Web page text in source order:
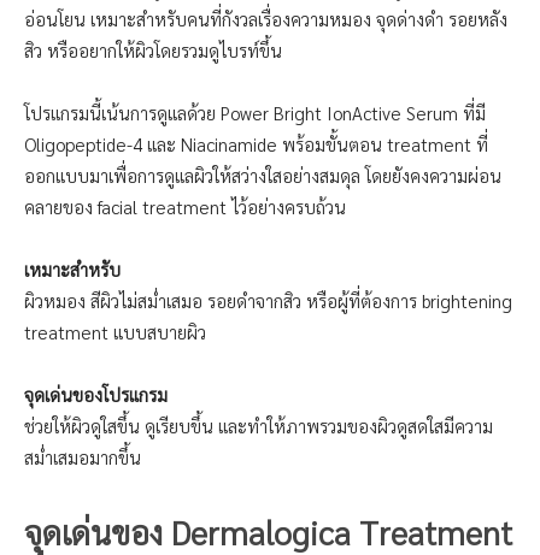
อ่อนโยน เหมาะสำหรับคนที่กังวลเรื่องความหมอง จุดด่างดำ รอยหลัง
สิว หรืออยากให้ผิวโดยรวมดูไบรท์ขึ้น
โปรแกรมนี้เน้นการดูแลด้วย Power Bright IonActive Serum ที่มี
Oligopeptide-4 และ Niacinamide พร้อมขั้นตอน treatment ที่
ออกแบบมาเพื่อการดูแลผิวให้สว่างใสอย่างสมดุล โดยยังคงความผ่อน
คลายของ facial treatment ไว้อย่างครบถ้วน
เหมาะสำหรับ
ผิวหมอง สีผิวไม่สม่ำเสมอ รอยดำจากสิว หรือผู้ที่ต้องการ brightening
treatment แบบสบายผิว
จุดเด่นของโปรแกรม
ช่วยให้ผิวดูใสขึ้น ดูเรียบขึ้น และทำให้ภาพรวมของผิวดูสดใสมีความ
สม่ำเสมอมากขึ้น
จุดเด่นของ Dermalogica Treatment